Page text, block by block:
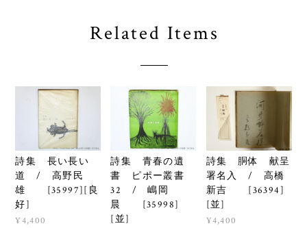
Related Items
詩集 長い長い
道 / 高野民
雄 [35997][良
好]
¥4,400
詩集 青春の遺
書 ピポー叢書
32 / 嶋岡
晨 [35998]
[並]
詩集 胴体 献呈
署名入 / 高橋
新吉 [36394]
[並]
¥4,400